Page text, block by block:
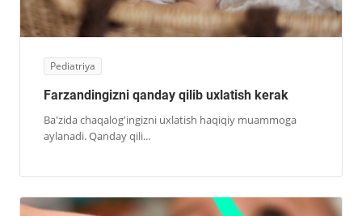
Pediatriya
Ba'zida chaqalog'ingizni uxlatish haqiqiy muammoga
aylanadi. Qanday qili...
Farzandingizni qanday qilib uxlatish kerak